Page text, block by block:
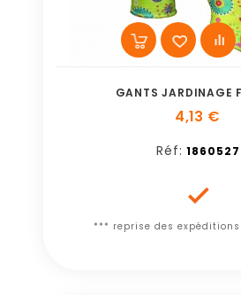
GANTS JARDINAGE
4,13 €
Réf: 1860527

*** reprise des